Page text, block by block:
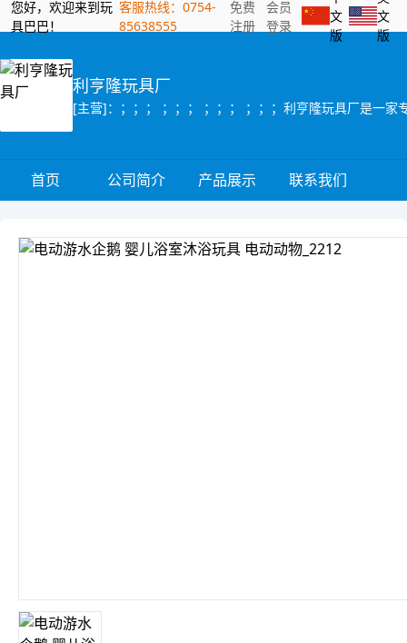
您好，欢迎来到玩
具巴巴！
客服热线：0754-
85638555
免费
注册
会员
登录
文
版
文
版
利亨隆玩具厂
首页 公司简介 产品展示 联系我们